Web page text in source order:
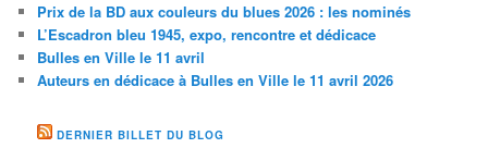
Prix de la BD aux couleurs du blues 2026 : les nominés
L’Escadron bleu 1945, expo, rencontre et dédicace
Bulles en Ville le 11 avril
Auteurs en dédicace à Bulles en Ville le 11 avril 2026
DERNIER BILLET DU BLOG